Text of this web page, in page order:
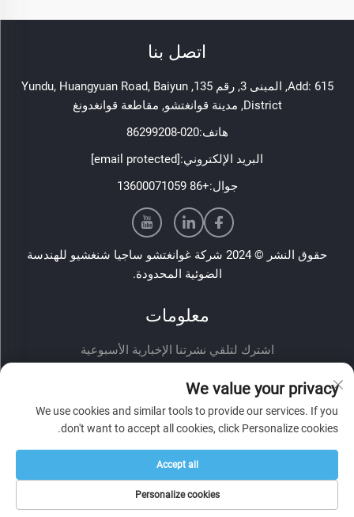
اتصل بنا
Add: 615, المبنى 3, رقم 135, Yundu, Huangyuan Road, Baiyun
District, مدينة قوانغتشو, مقاطعة قوانغدونغ
هاتف:020-86299208
البريد الإلكتروني:[email protected]
جوال:+86 13600071059
حقوق النشر © 2024 شركة غوانغتشو ساجيا شنغشيو للهندسة
الضوئية المحدودة.
معلومات
اشترك لتلقي نشرتنا الإخبارية الأسبوعية
أرسل
We value your privacy
We use cookies and similar tools to provide our services. If you
don't want to accept all cookies, click Personalize cookies.
Personalize cookies
Accept all